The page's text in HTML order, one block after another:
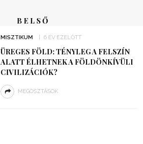
BELSŐ
MISZTIKUM 6 ÉV EZELŐTT
ÜREGES FÖLD: TÉNYLEG A FELSZÍN
ALATT ÉLHETNEK A FÖLDÖNKÍVÜLI
CIVILIZÁCIÓK?
MEGOSZTÁSOK